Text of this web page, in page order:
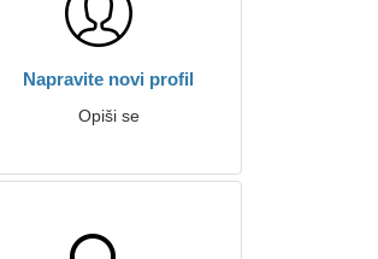
Napravite novi profil
Opiši se